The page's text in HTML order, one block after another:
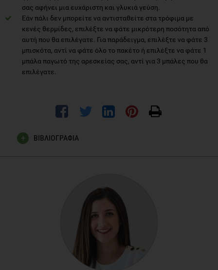
σας αφήνει μια ευχάριστη και γλυκιά γεύση.
Εάν πάλι δεν μπορείτε να αντισταθείτε στα τρόφιμα με
κενές θερμίδες, επιλέξτε να φάτε μικρότερη ποσότητα από
αυτή που θα επιλέγατε. Για παράδειγμα, επιλέξτε να φάτε 3
μπισκότα, αντί να φάτε όλο το πακέτο ή επιλέξτε να φάτε 1
μπάλα παγωτό της αρεσκείας σας, αντί για 3 μπάλες που θα
επιλέγατε.
ΒΙΒΛΙΟΓΡΑΦΙΑ